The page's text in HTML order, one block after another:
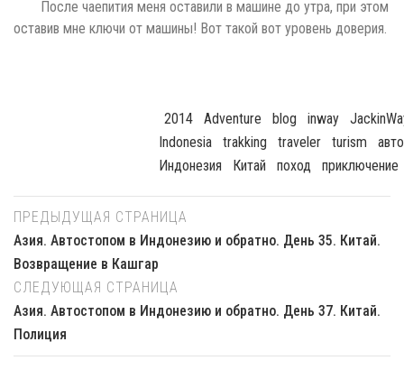
После чаепития меня оставили в машине до утра, при этом
оставив мне ключи от машины! Вот такой вот уровень доверия.
2014 Adventure Blog Inway
Indonesia
Trakking Traveler Turism
Индонезия
Китай Поход Приключение
ПРЕДЫДУЩАЯ СТРАНИЦА
Азия. Автостопом в Индонезию и обратно. День 35. Китай.
Возвращение в Кашгар
СЛЕДУЮЩАЯ СТРАНИЦА
Азия. Автостопом в Индонезию и обратно. День 37. Китай.
Полиция